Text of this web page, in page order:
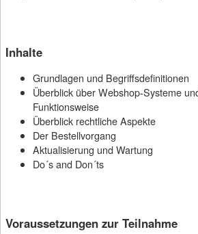
Inhalte
Grundlagen und Begriffsdefinitionen
Überblick über Webshop-Systeme
Funktionsweise
Überblick rechtliche Aspekte
Der Bestellvorgang
Aktualisierung und Wartung
Do´s and Don´ts
Voraussetzungen zur Teilnahme